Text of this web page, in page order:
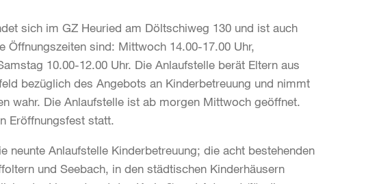
sich im GZ Heuried am Döltschiweg 130 und ist auch
Öffnungszeiten sind: Mittwoch 14.00-17.00 Uhr,
10.00-12.00 Uhr. Die Anlaufstelle berät Eltern aus
bezüglich des Angebots an Kinderbetreuung und nimmt
wahr. Die Anlaufstelle ist ab morgen Mittwoch geöffnet.
Eröffnungsfest statt.
neunte Anlaufstelle Kinderbetreuung; die acht bestehenden
und Seebach, in den städtischen Kinderhäusern